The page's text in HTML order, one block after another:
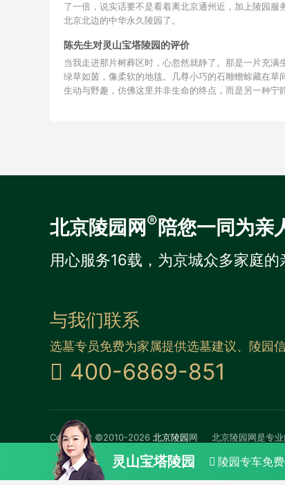
了一倍，说实话要不是看着离北京通州近，加上陵园服
北京北边的中华永久陵园了。
陈先生对灵山宝塔陵园的评价
当我走进那片树葬区时，心忽然就静了。那是一片充满
绿草如茵，像柔软的地毯。几尊小巧的石雕蟾蜍藏在草
生动与野趣，仿佛这里并非生命的终点，而是另一种宁
的购墓体验，感谢王秋姐和贾姐，为你们的专业、热情
灵山宝塔陵园 陵园专车免
北京陵园网 ®陪您一同为亲
用心服务16载，为京城众多家庭
与我们联系
选墓专员免费为家属提供选墓建议、陵园
400-6869-851
Copyright ©2010-2026 北京陵园网 北京陵园网是专